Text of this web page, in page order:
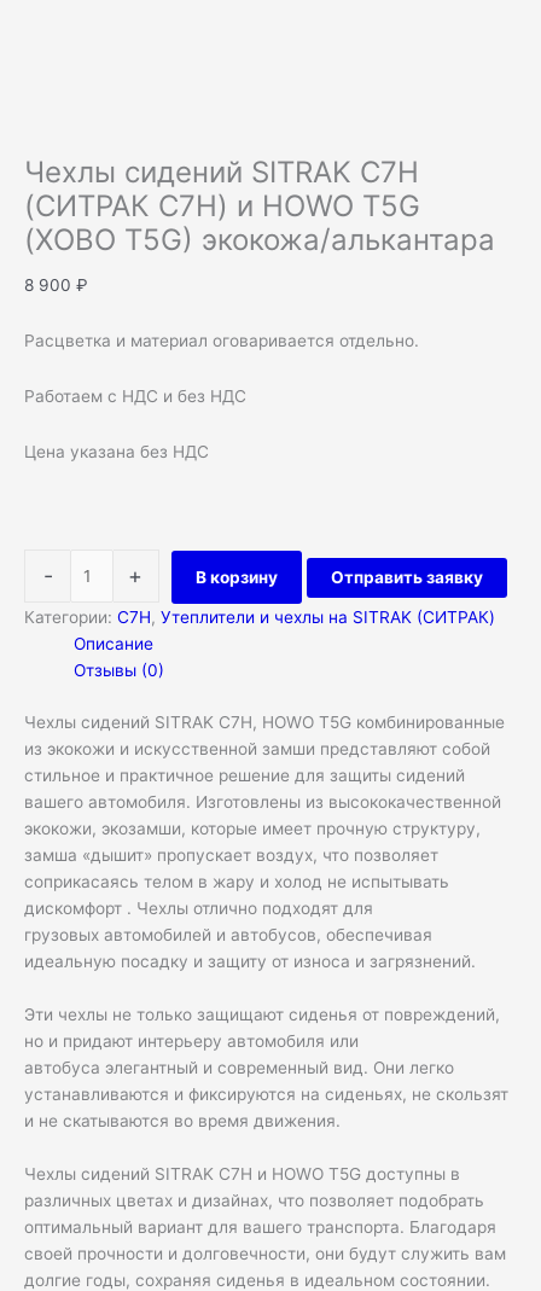
Чехлы сидений SITRAK C7H
(СИТРАК С7Н) и HOWO T5G
(ХОВО T5G) экокожа/алькантара
8 900 ₽
Расцветка и материал оговаривается отдельно.
Работаем с НДС и без НДС
Цена указана без НДС
- + В корзину Отправить заявку
Категории: C7H, Утеплители и чехлы на SITRAK (СИТРАК)
Описание
Отзывы (0)
Чехлы сидений SITRAK C7H, HOWO T5G комбинированные
из экокожи и искусственной замши представляют собой
стильное и практичное решение для защиты сидений
вашего автомобиля. Изготовлены из высококачественной
экокожи, экозамши, которые имеет прочную структуру,
замша «дышит» пропускает воздух, что позволяет
соприкасаясь телом в жару и холод не испытывать
дискомфорт . Чехлы отлично подходят для
грузовых автомобилей и автобусов, обеспечивая
идеальную посадку и защиту от износа и загрязнений.
Эти чехлы не только защищают сиденья от повреждений,
но и придают интерьеру автомобиля или
автобуса элегантный и современный вид. Они легко
устанавливаются и фиксируются на сиденьях, не скользят
и не скатываются во время движения.
Чехлы сидений SITRAK C7H и HOWO T5G доступны в
различных цветах и дизайнах, что позволяет подобрать
оптимальный вариант для вашего транспорта. Благодаря
своей прочности и долговечности, они будут служить вам
долгие годы, сохраняя сиденья в идеальном состоянии.